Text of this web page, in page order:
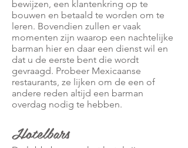
bewijzen, een klantenkring op te
bouwen en betaald te worden om te
leren. Bovendien zullen er vaak
momenten zijn waarop een nachtelijke
barman hier en daar een dienst wil en
dat u de eerste bent die wordt
gevraagd. Probeer Mexicaanse
restaurants, ze lijken om de een of
andere reden altijd een barman
overdag nodig te hebben.
Hotelbars